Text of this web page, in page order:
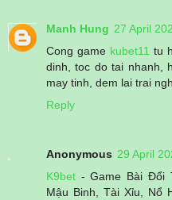
Manh Hung 27 April
Cong game kubet11 tu
dinh, toc do tai nhanh,
may tinh, dem lai trai
Reply
Anonymous 29 April
K9bet - Game Bài Đổi
Mậu Binh, Tài Xỉu, Nổ